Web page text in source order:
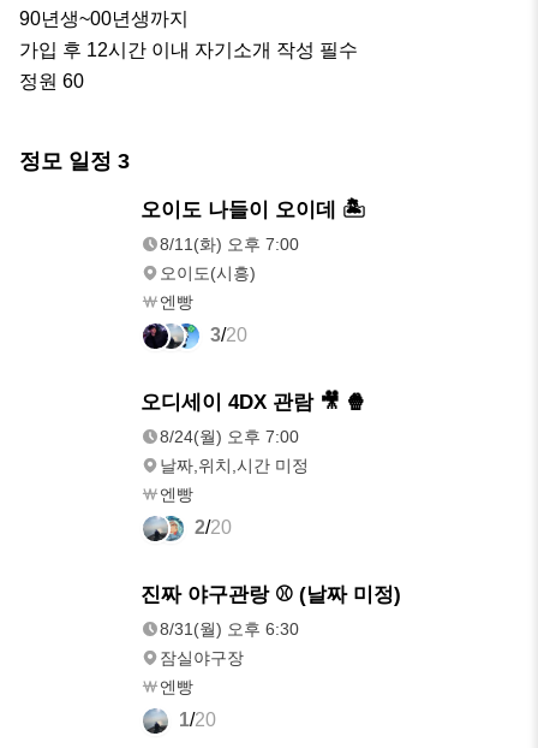
90년생~00년생까지
가입 후 12시간 이내 자기소개 작성 필수
정원 60
정모 일정 3
오이도 나들이 오이데 🏝
8/11(화) 오후 7:00
오이도(시흥)
엔빵
3/20
오디세이 4DX 관람 🎥 🍿
8/24(월) 오후 7:00
날짜,위치,시간 미정
엔빵
2/20
진짜 야구관랑 ⚾️ (날짜 미정)
8/31(월) 오후 6:30
잠실야구장
엔빵
1/20